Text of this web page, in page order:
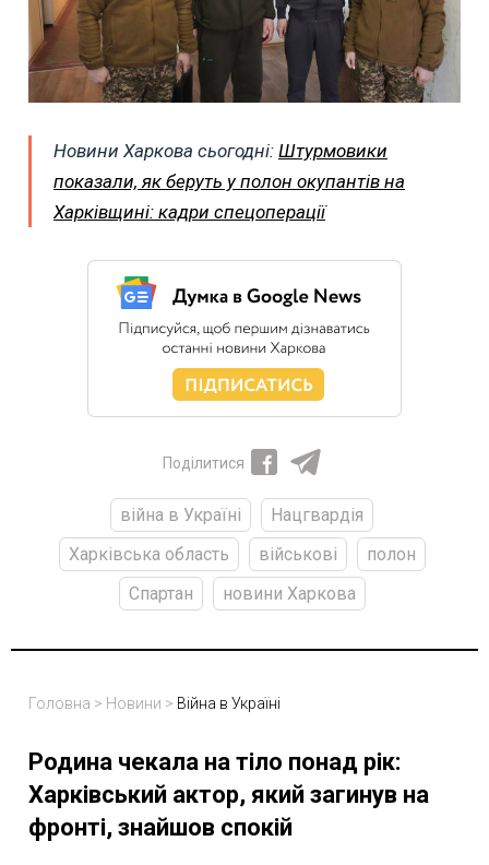
Новини Харкова сьогодні: Штурмовики
показали, як беруть у полон окупантів на
Харківщині: кадри спецоперації
Поділитися
війна в Україні
Нацгвардія
Харківська область
військові
полон
Спартан
новини Харкова
Головна > Новини > Війна в Україні
Родина чекала на тіло понад рік:
Харківський актор, який загинув на
фронті, знайшов спокій